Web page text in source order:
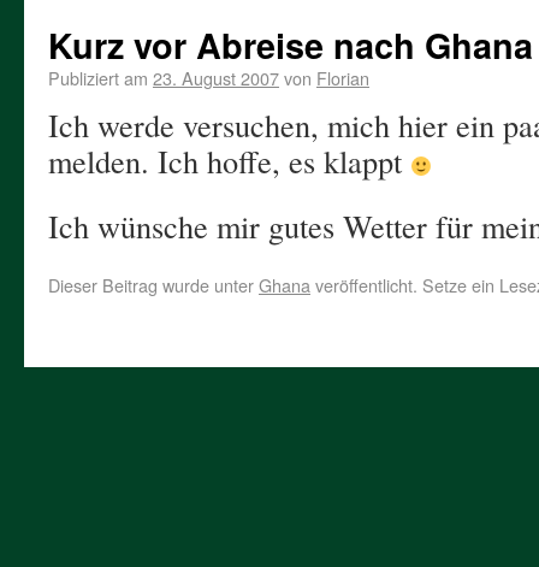
Kurz vor Abreise nach Ghana
Publiziert am 23. August 2007von Florian
Ich werde versuchen, mich hier ein
melden. Ich hoffe, es klappt
Ich wünsche mir gutes Wetter für
Dieser Beitrag wurde unterGhana veröffentlicht. Setze ein